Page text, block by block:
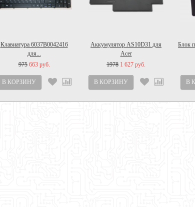
Клавиатура 6037B0042416
для...
975 663 руб.
Аккумулятор AS10D31 для
Acer
1978 1 627 руб.
Блок